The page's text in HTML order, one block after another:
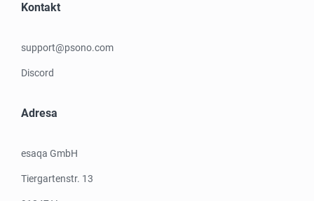
Kontakt
support@psono.com
Discord
Adresa
esaqa GmbH
Tiergartenstr. 13